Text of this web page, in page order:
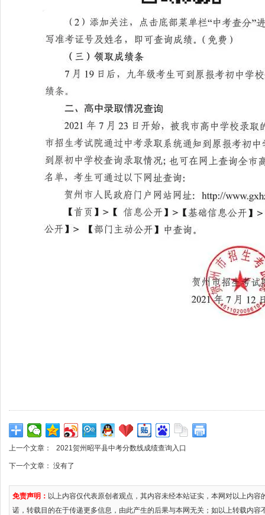
上一个文章： 2021贺州昭平县中考分数线成绩查询入口
下一个文章： 没有了
免责声明： 以上内容仅代表原创者观点，其内容未经本站证实，本网对以上内
诺，转载目的在于传递更多信息，由此产生的后果与本网无关；如以上转载内容